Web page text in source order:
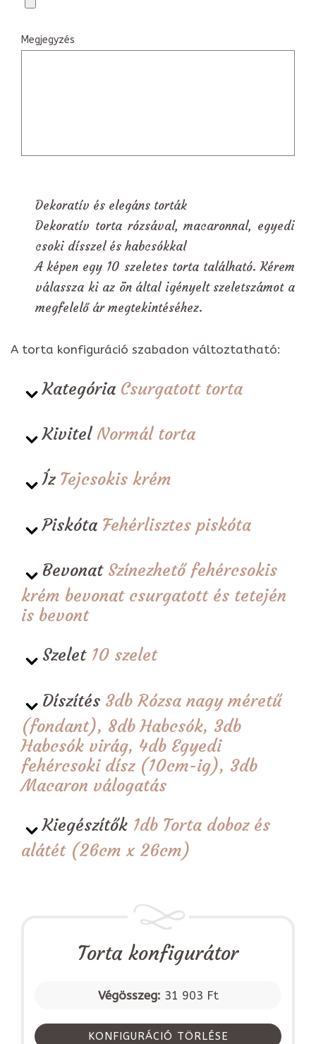
Megjegyzés
Dekoratív és elegáns torták
Dekoratív torta rózsával, macaronnal, egyedi
csoki dísszel és habcsókkal
A képen egy 10 szeletes torta található. Kérem
válassza ki az ön által igényelt szeletszámot a
megfelelő ár megtekintéséhez.
A torta konfiguráció szabadon változtatható:
Kategória Csurgatott torta
Kivitel Normál torta
Íz Tejcsokis krém
Piskóta Fehérlisztes piskóta
Bevonat Színezhető fehércsokis
krém bevonat csurgatott és tetején
is bevont
Szelet 10 szelet
Díszítés 3db Rózsa nagy méretű
(fondant), 8db Habcsók, 3db
Habcsók virág, 4db Egyedi
fehércsoki dísz (10cm-ig), 3db
Macaron válogatás
Kiegészítők 1db Torta doboz és
alátét (26cm x 26cm)
Torta konfigurátor
Végösszeg: 31 903 Ft
KONFIGURÁCIÓ TÖRLÉSE